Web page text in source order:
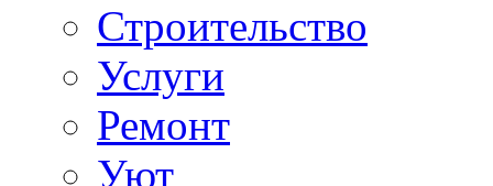
Строительство
Услуги
Ремонт
Уют